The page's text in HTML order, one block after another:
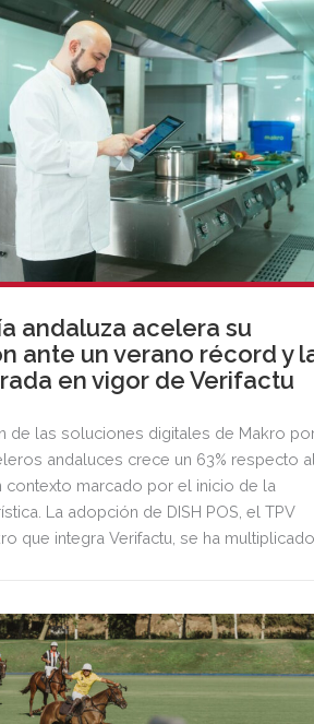
andaluza acelera su
ante un verano récord y
en vigor de Verifactu
de las soluciones digitales de Makro
andaluces crece un 63% respecto
contexto marcado por el inicio de la
La adopción de DISH POS, el TPV
que integra Verifactu, se ha